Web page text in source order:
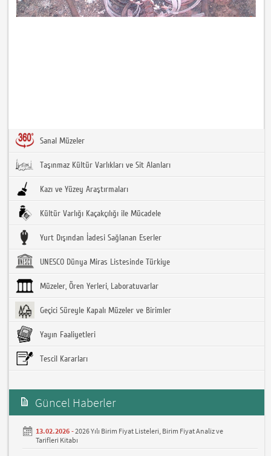
Sanal Müzeler
Taşınmaz Kültür Varlıkları ve Sit Alanları
Kazı ve Yüzey Araştırmaları
Kültür Varlığı Kaçakçılığı ile Mücadele
Yurt Dışından İadesi Sağlanan Eserler
UNESCO Dünya Miras Listesinde Türkiye
Müzeler, Ören Yerleri, Laboratuvarlar
Geçici Süreyle Kapalı Müzeler ve Birimler
Yayın Faaliyetleri
Tescil Kararları
Güncel Haberler
13.02.2026 -2026 Yılı Birim Fiyat Listeleri, Birim Fiyat Analiz ve
Tarifleri Kitabı